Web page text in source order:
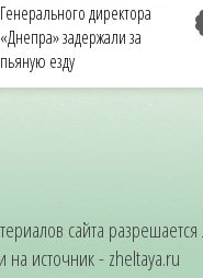
Генерального директора
«Днепра» задержали за
пьяную езду
сайта
на источник - zheltaya.ru